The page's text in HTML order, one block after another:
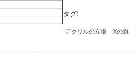
タグ:
アクリルの立場 Xの旗